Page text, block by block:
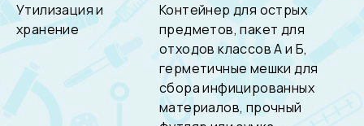
Утилизация и
хранение
Контейнер для острых
предметов, пакет для
отходов классов А и Б,
герметичные мешки для
сбора инфицированных
материалов, прочный